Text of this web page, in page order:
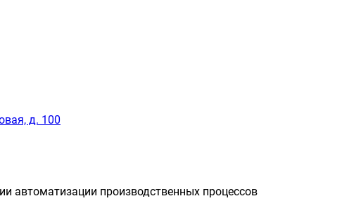
д. 100
автоматизации производственных процессов